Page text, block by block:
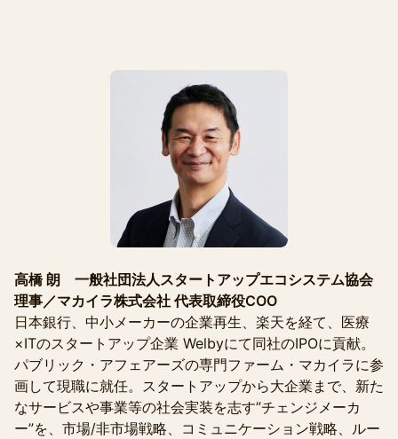
高橋 朗 一般社団法人スタートアップエコシステム協会
理事／マカイラ株式会社 代表取締役COO
日本銀行、中小メーカーの企業再生、楽天を経て、医療
×ITのスタートアップ企業 Welbyにて同社のIPOに貢献。
パブリック・アフェアーズの専門ファーム・マカイラに参
画して現職に就任。スタートアップから大企業まで、新た
なサービスや事業等の社会実装を志す”チェンジメーカ
ー”を、市場/非市場戦略、コミュニケーション戦略、ルー